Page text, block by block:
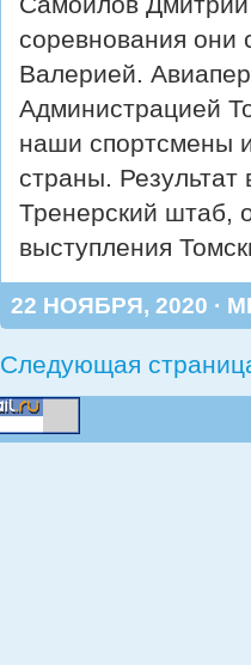
соревнования
Валерией.
Администрацией
наши спортсмены
страны. Результат
Тренерский штаб,
выступления
22 НОЯБРЯ, 2020 ·
Следующая